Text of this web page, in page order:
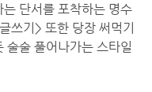
단서를 포착하는 명수
쓰기> 또한 당장 써먹기
술술 풀어나가는 스타일